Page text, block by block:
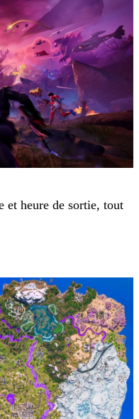
et heure de sortie, tout